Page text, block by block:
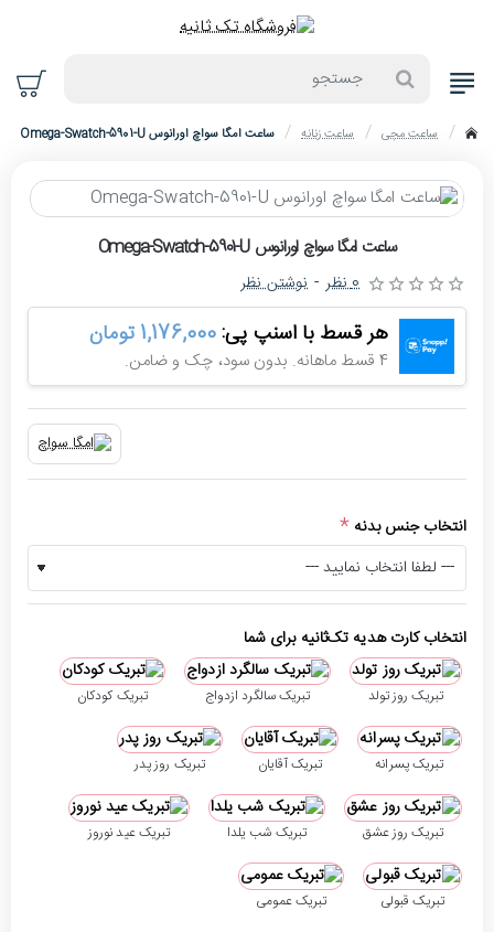
home
ساعت مچی ساعت زنانه ساعت امگا سواچ اورانوس Omega-Swatch-5901-U
ساعت امگا سواچ اورانوس Omega-Swatch-5901-U
هر قسط با اسنپ پی:1,176,000 تومان
4 قسط ماهانه. بدون سود، چک و ضامن.
0 نظر - نوشتن نظر
انتخاب جنس بدنه
انتخاب کارت هدیه تک‌ثانیه برای شما
تبریک روز تولد تبریک سالگرد ازدواج تبریک کودکان
تبریک پسرانه تبریک آقایان تبریک روز پدر
تبریک روز عشق تبریک شب یلدا تبریک عید نوروز
تبریک قبولی تبریک عمومی